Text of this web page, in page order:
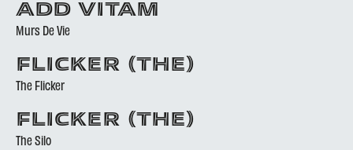
ADD VITAM
Murs De Vie
FLICKER (THE)
The Flicker
FLICKER (THE)
The Silo